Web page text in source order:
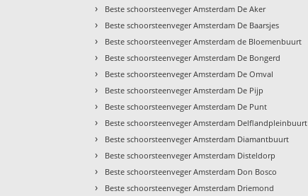
› Beste schoorsteenveger Amsterdam De Aker
› Beste schoorsteenveger Amsterdam De Baarsjes
› Beste schoorsteenveger Amsterdam de Bloemenbuurt
› Beste schoorsteenveger Amsterdam De Bongerd
› Beste schoorsteenveger Amsterdam De Omval
› Beste schoorsteenveger Amsterdam De Pijp
› Beste schoorsteenveger Amsterdam De Punt
› Beste schoorsteenveger Amsterdam Delflandpleinbuurt
› Beste schoorsteenveger Amsterdam Diamantbuurt
› Beste schoorsteenveger Amsterdam Disteldorp
› Beste schoorsteenveger Amsterdam Don Bosco
› Beste schoorsteenveger Amsterdam Driemond